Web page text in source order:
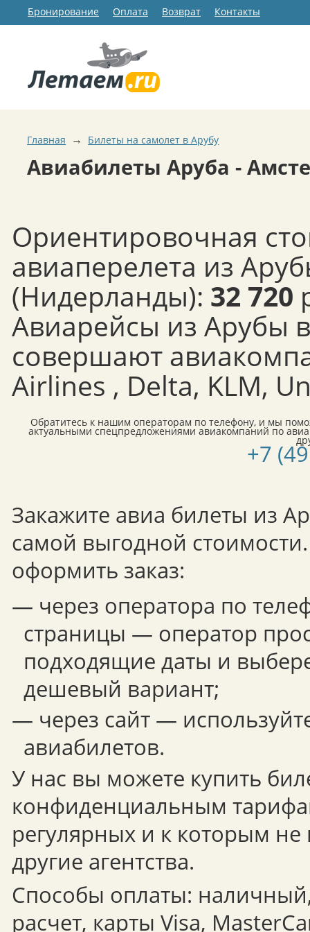
Бронирование Оплата Возврат Контакты
Главная → Билеты на самолет в Арубу
Авиабилеты Аруба -
Ориентировочная
авиаперелета из
(Нидерланды): 32 720
Авиарейсы из Арубы
совершают
Airlines , Delta, KLM,
Обратитесь к нашим операторам по телефону, и мы
актуальными спецпредложениями авиакомпаний по
+7
Закажите авиа билеты из
самой выгодной
оформить заказ:
— через оператора по
страницы — оператор
подходящие даты и
дешевый вариант;
— через сайт —
авиабилетов.
У нас вы можете купить
конфиденциальным
регулярных и к которым не
другие агентства.
Способы оплаты:
расчет, карты Visa,